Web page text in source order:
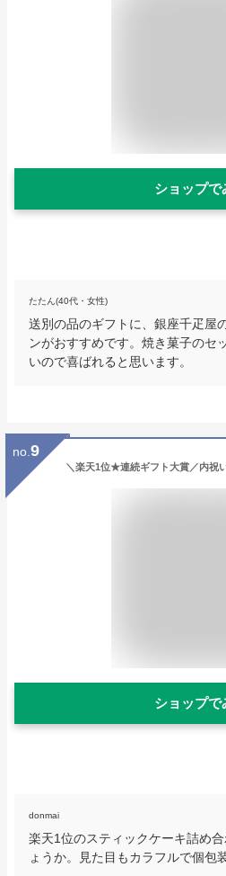
ショップで
たたん(40代・女性)
送別の品のギフトに、銀座千疋屋
ンがおすすめです。焼き菓子のセ
いので喜ばれると思います。
no. 9
ショップで
donmai
楽天1位のスティックケーキ詰め
ょうか。見た目もカラフルで個包